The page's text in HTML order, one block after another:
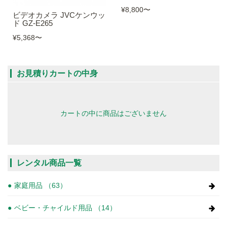
ビデオカメラ JVCケンウッ
ド GZ-E265
¥5,368〜
¥8,800〜
お見積りカートの中身
カートの中に商品はございません
レンタル商品一覧
家庭用品 （63）
ベビー・チャイルド用品 （14）